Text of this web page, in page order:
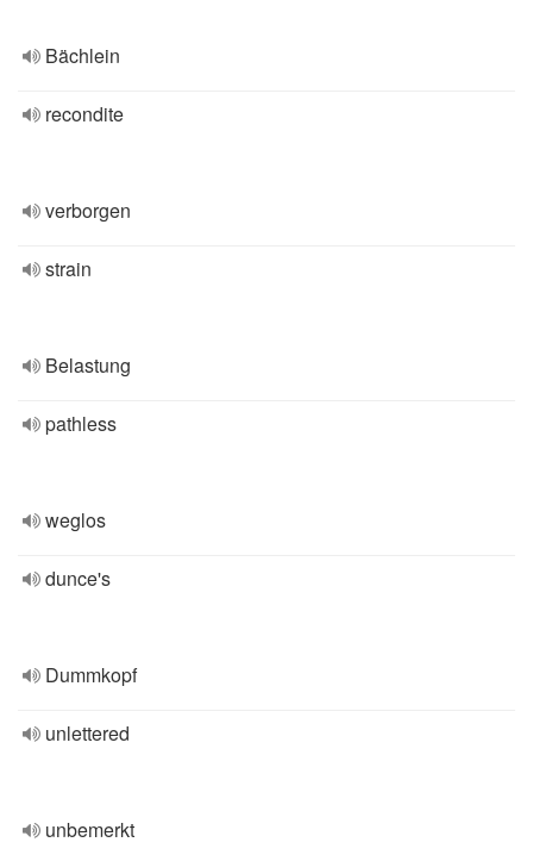
Bächlein
recondite
verborgen
strain
Belastung
pathless
weglos
dunce's
Dummkopf
unlettered
unbemerkt